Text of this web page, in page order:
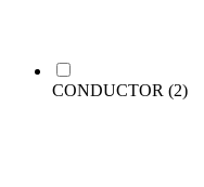
CONDUCTOR (2)